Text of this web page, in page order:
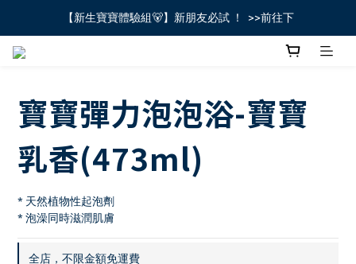
全館不限金額免運費🚚
【新生寶寶體驗組🐻】新朋友必試 ！  >>前往下
寶寶彈力泡泡浴-寶寶
乳香(473ml)
* 天然植物性起泡劑
* 泡澡同時滋潤肌膚
全店，不限金額免運費